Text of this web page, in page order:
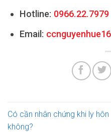
Hotline: 0966.22.7979
Email:
Có cần nhân chứng khi ly hôn
không?